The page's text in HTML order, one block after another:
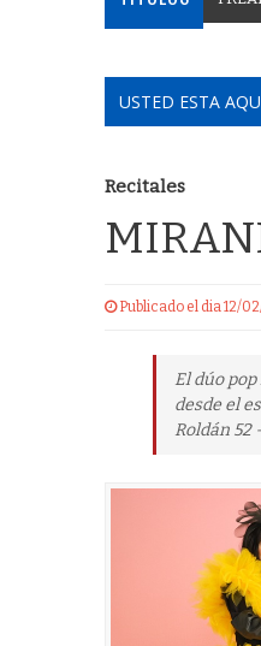
USTED ESTA
Recitales
Publicado el dia 12/
El dúo
desde el
Roldán 52